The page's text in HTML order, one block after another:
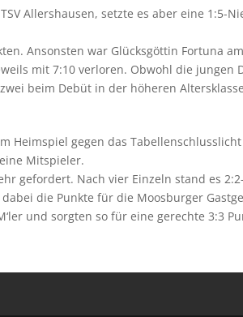
Allershausen, setzte es aber eine 1:5-
Ansonsten war Glücksgöttin Fortuna
mit 7:10 verloren. Obwohl die jungen
beim Debüt in der höheren
Heimspiel gegen das
Mitspieler.
gefordert. Nach vier Einzeln stand es
die Punkte für die Moosburger
und sorgten so für eine gerechte 3:3